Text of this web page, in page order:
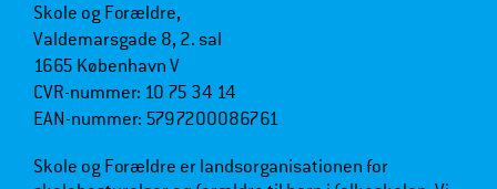
Skole og Forældre,
Valdemarsgade 8, 2. sal
1665 København V
CVR-nummer: 10 75 34 14
EAN-nummer: 5797200086761
Skole og Forældre er landsorganisationen for